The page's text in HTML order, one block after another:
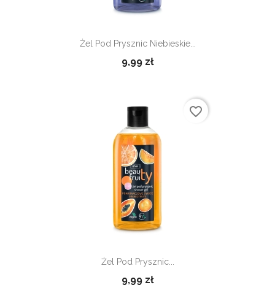
Żel Pod Prysznic Niebieskie...
9,99 zł
Żel Pod Prysznic...
9,99 zł
favorite_border